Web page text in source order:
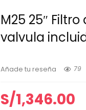
M25 25″
valvula
Añade tu reseña 79
S/1,346.00